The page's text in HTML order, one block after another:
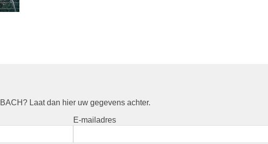
Laat dan hier uw gegevens achter.
E-mailadres